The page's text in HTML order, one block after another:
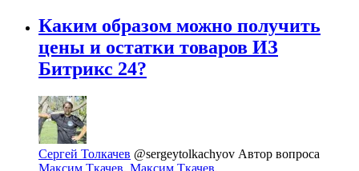
Каким образом можно получить
цены и остатки товаров ИЗ
Битрикс 24?
Сергей Толкачев @sergeytolkachyov Автор вопроса